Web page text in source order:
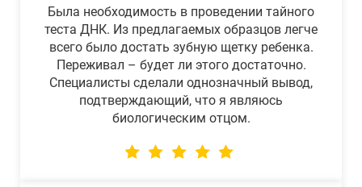
Была необходимость в проведении тайного
теста ДНК. Из предлагаемых образцов легче
всего было достать зубную щетку ребенка.
Переживал – будет ли этого достаточно.
Специалисты сделали однозначный вывод,
подтверждающий, что я являюсь
биологическим отцом.